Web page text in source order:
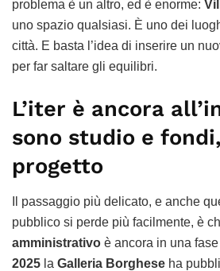
problema è un altro, ed è enorme:
uno spazio qualsiasi. È uno dei
città. E basta l’idea di inserire un
per far saltare gli equilibri.
L’iter è ancora
sono studio e
progetto
Il passaggio più delicato, e anche
pubblico si perde più facilmente, è
amministrativo è ancora in una
2025 la Galleria Borghese ha